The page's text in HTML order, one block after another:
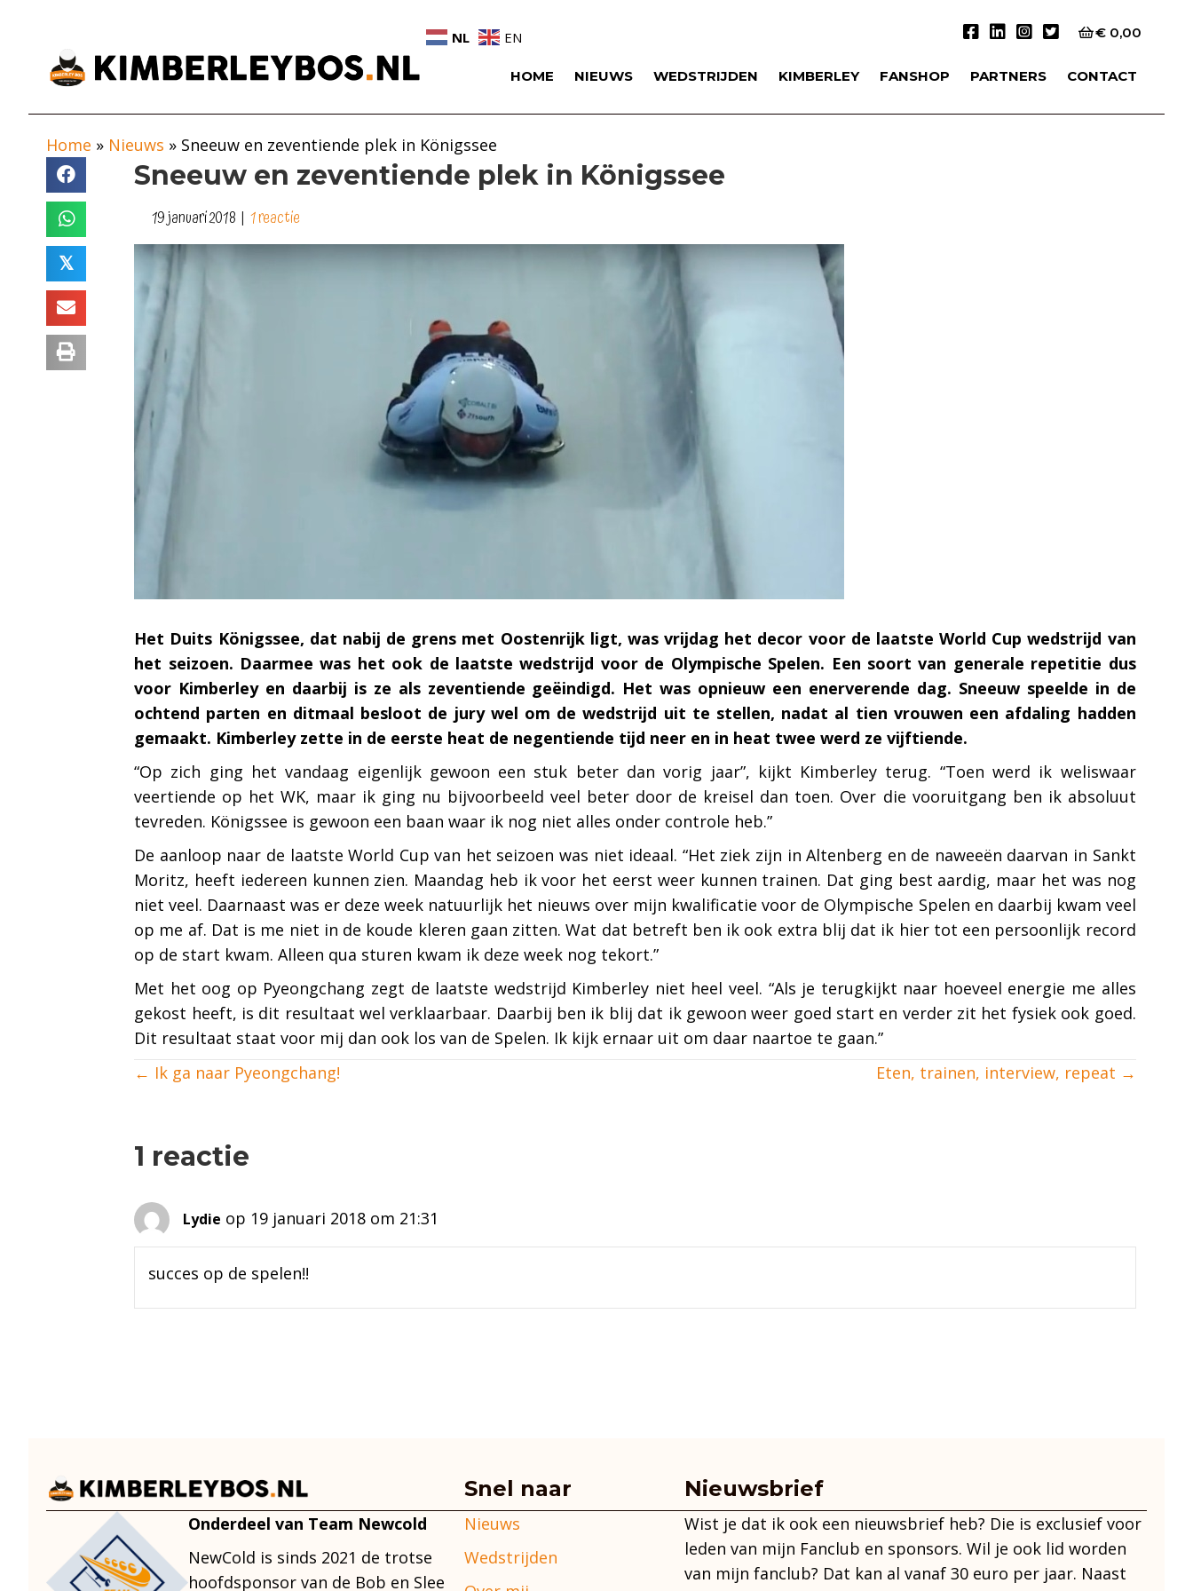
NL EN € 0,00
HOME NIEUWS WEDSTRIJDEN KIMBERLEY FANSHOP PARTNERS CONTACT
Home » Nieuws » Sneeuw en zeventiende plek in Königssee
𝕏
Sneeuw en zeventiende plek in Königssee
19 januari 2018 | 1 reactie
Het Duits Königssee, dat nabij de grens met Oostenrijk ligt, was vrijdag het decor voor de laatste World Cup wedstrijd van
het seizoen. Daarmee was het ook de laatste wedstrijd voor de Olympische Spelen. Een soort van generale repetitie dus
voor Kimberley en daarbij is ze als zeventiende geëindigd. Het was opnieuw een enerverende dag. Sneeuw speelde in de
ochtend parten en ditmaal besloot de jury wel om de wedstrijd uit te stellen, nadat al tien vrouwen een afdaling hadden
gemaakt. Kimberley zette in de eerste heat de negentiende tijd neer en in heat twee werd ze vijftiende.
“Op zich ging het vandaag eigenlijk gewoon een stuk beter dan vorig jaar”, kijkt Kimberley terug. “Toen werd ik weliswaar
veertiende op het WK, maar ik ging nu bijvoorbeeld veel beter door de kreisel dan toen. Over die vooruitgang ben ik absoluut
tevreden. Königssee is gewoon een baan waar ik nog niet alles onder controle heb.”
De aanloop naar de laatste World Cup van het seizoen was niet ideaal. “Het ziek zijn in Altenberg en de naweeën daarvan in Sankt
Moritz, heeft iedereen kunnen zien. Maandag heb ik voor het eerst weer kunnen trainen. Dat ging best aardig, maar het was nog
niet veel. Daarnaast was er deze week natuurlijk het nieuws over mijn kwalificatie voor de Olympische Spelen en daarbij kwam veel
op me af. Dat is me niet in de koude kleren gaan zitten. Wat dat betreft ben ik ook extra blij dat ik hier tot een persoonlijk record
op de start kwam. Alleen qua sturen kwam ik deze week nog tekort.”
Met het oog op Pyeongchang zegt de laatste wedstrijd Kimberley niet heel veel. “Als je terugkijkt naar hoeveel energie me alles
gekost heeft, is dit resultaat wel verklaarbaar. Daarbij ben ik blij dat ik gewoon weer goed start en verder zit het fysiek ook goed.
Dit resultaat staat voor mij dan ook los van de Spelen. Ik kijk ernaar uit om daar naartoe te gaan.”
Posts
← Ik ga naar Pyeongchang! Eten, trainen, interview, repeat →
1 reactie
Lydie op 19 januari 2018 om 21:31
succes op de spelen!!
Onderdeel van Team Newcold
NewCold is sinds 2021 de trotse
hoofdsponsor van de Bob en Slee
Snel naar
Nieuws
Wedstrijden
Nieuwsbrief
Wist je dat ik ook een nieuwsbrief heb? Die is exclusief voor
leden van mijn Fanclub en sponsors. Wil je ook lid worden
van mijn fanclub? Dat kan al vanaf 30 euro per jaar. Naast